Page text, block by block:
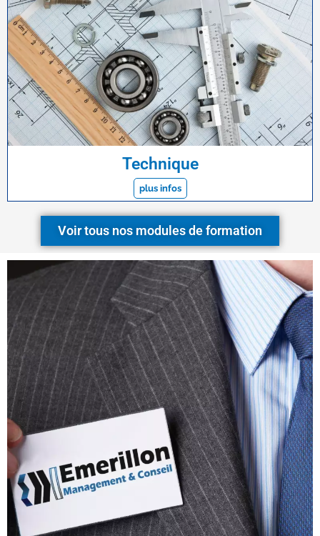
Technique
plus infos
Voir tous nos modules de formation